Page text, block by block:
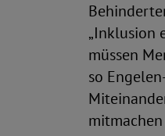
„Inklusion
müssen
so